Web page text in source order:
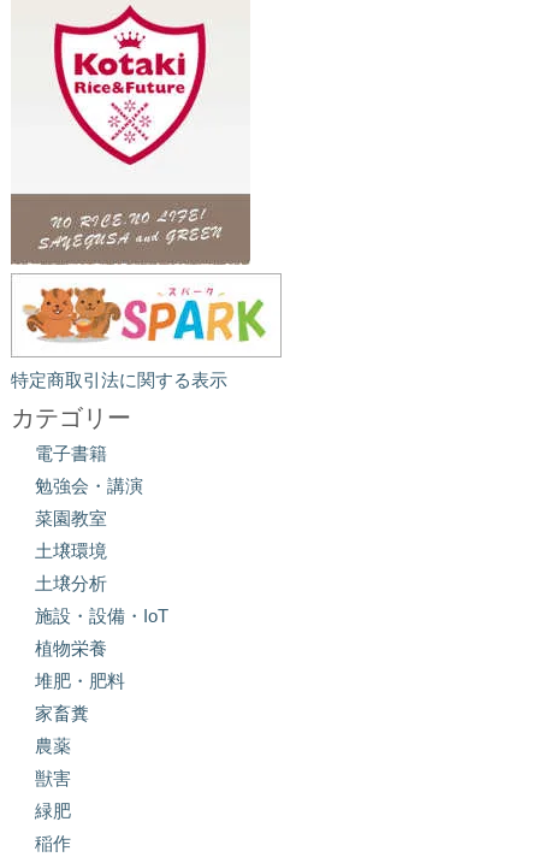
特定商取引法に関する表示
カテゴリー
電子書籍
勉強会・講演
菜園教室
土壌環境
土壌分析
施設・設備・IoT
植物栄養
堆肥・肥料
家畜糞
農薬
獣害
緑肥
稲作